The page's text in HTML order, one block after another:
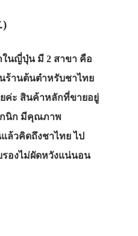
)
ในญี่ปุ่น มี 2 สาขา คือ
ร้านต้นตำหรับชาไทย
ค่ะ สินค้าหลักที่ขายอยู่
กนิก มีคุณภาพ
ล้วคิดถึงชาไทย ไป
องไม่ผัดหวังแน่นอน